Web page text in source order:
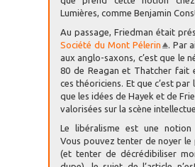
Lumières, comme Benjamin
Au passage, Friedman était
Société du Mont Pélerin
. Par
aux anglo-saxons, c’est que le
80 de Reagan et Thatcher fait
ces théoriciens. Et que c’est
que les idées de Hayek et de
valorisées sur la scène
Le libéralisme est une notion
Vous pouvez tenter de noyer le
(et tenter de décrédibiliser